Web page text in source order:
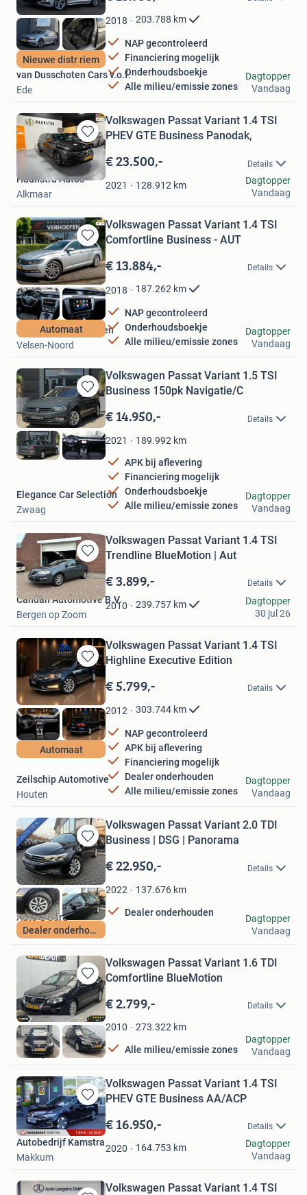
Mijn
Favorieten
Nieuwe distr riem
2018 203.788 km
NAP gecontroleerd
Financiering mogelijk
Onderhoudsboekje
Alle milieu/emissie zones
van Dusschoten Cars v.o.f.
Ede
Dagtopper
Vandaag
Bewaren
in
Mijn
Favorieten
Volkswagen Passat Variant 1.4 TSI
PHEV GTE Business Panodak,
€ 23.500,- Details
2021 128.912 km
Haanstra Auto's
Alkmaar
Dagtopper
Vandaag
Bewaren
in
Mijn
Favorieten
Automaat
Volkswagen Passat Variant 1.4 TSI
Comfortline Business - AUT
€ 13.884,- Details
2018 187.262 km
NAP gecontroleerd
Onderhoudsboekje
Alle milieu/emissie zones
Autobedrijf Verhoefen
Velsen-Noord
Dagtopper
Vandaag
Bewaren
in
Mijn
Favorieten
Volkswagen Passat Variant 1.5 TSI
Business 150pk Navigatie/C
€ 14.950,- Details
2021 189.992 km
APK bij aflevering
Financiering mogelijk
Onderhoudsboekje
Alle milieu/emissie zones
Elegance Car Selection
Zwaag
Dagtopper
Vandaag
Bewaren
in
Mijn
Favorieten
Volkswagen Passat Variant 1.4 TSI
Trendline BlueMotion | Aut
€ 3.899,- Details
2010 239.757 km
Candan Automotive B.V.
Bergen op Zoom
Dagtopper
30 jul 26
Bewaren
in
Mijn
Favorieten
Automaat
Volkswagen Passat Variant 1.4 TSI
Highline Executive Edition
€ 5.799,- Details
2012 303.744 km
NAP gecontroleerd
APK bij aflevering
Financiering mogelijk
Dealer onderhouden
Alle milieu/emissie zones
Zeilschip Automotive
Houten
Dagtopper
Vandaag
Bewaren
in
Mijn
Favorieten
Dealer onderhouden
Volkswagen Passat Variant 2.0 TDI
Business | DSG | Panorama
€ 22.950,- Details
2022 137.676 km
Dealer onderhouden
Auto Q burg
Drachten
Dagtopper
Vandaag
Bewaren
in
Mijn
Favorieten
Volkswagen Passat Variant 1.6 TDI
Comfortline BlueMotion
€ 2.799,- Details
2010 273.322 km
Alle milieu/emissie zones
Cardepot
Tilburg
Dagtopper
Vandaag
Bewaren
in
Mijn
Favorieten
Volkswagen Passat Variant 1.4 TSI
PHEV GTE Business AA/ACP
€ 16.950,- Details
2020 164.753 km
Autobedrijf Kamstra
Makkum
Dagtopper
Vandaag
Volkswagen Passat Variant 1.4 TSI